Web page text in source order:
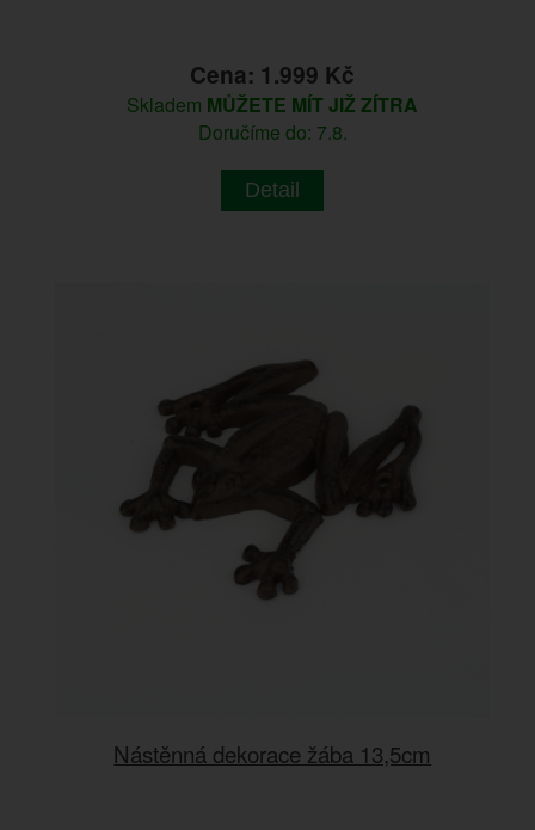
Cena: 1.999 Kč
Skladem MŮŽETE MÍT JIŽ ZÍTRA
Doručíme do: 7.8.
Detail
Nástěnná dekorace žába 13,5cm